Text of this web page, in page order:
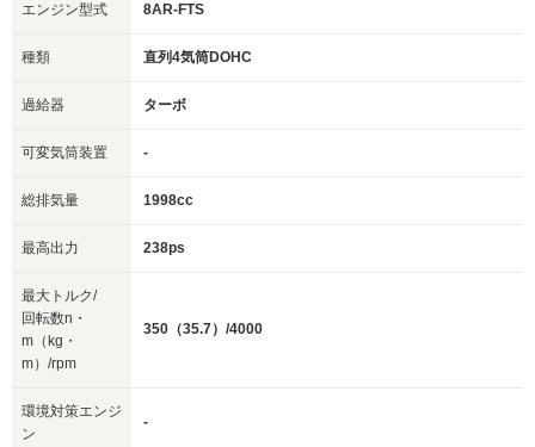
エンジン型式 8AR-FTS
種類 直列4気筒DOHC
過給器 ターボ
可変気筒装置 -
総排気量 1998cc
最高出力 238ps
最大トルク/
回転数n・
m（kg・
m）/rpm
350（35.7）/4000
環境対策エンジ
ン
-